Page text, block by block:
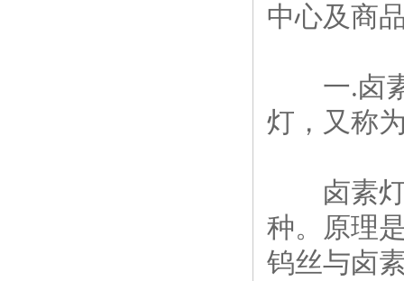
中心及商
一.卤素
灯，又称
卤素灯
种。原理
钨丝与卤